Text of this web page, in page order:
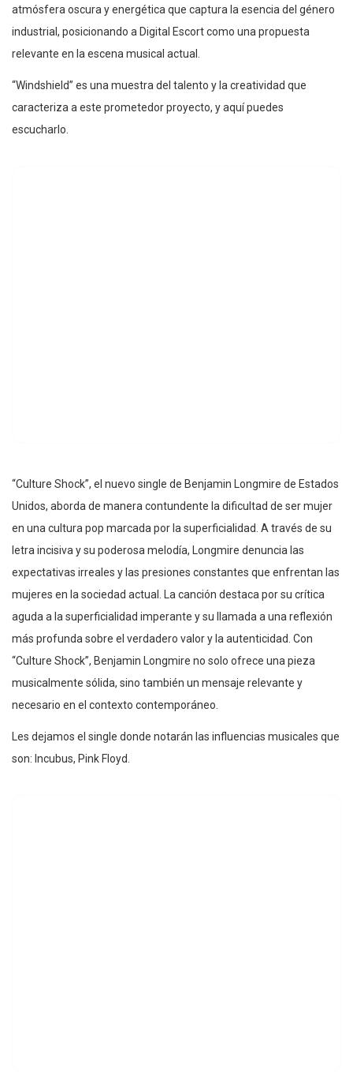
atmósfera oscura y energética que captura la esencia del género
industrial, posicionando a Digital Escort como una propuesta
relevante en la escena musical actual.
“Windshield” es una muestra del talento y la creatividad que
caracteriza a este prometedor proyecto, y aquí puedes
escucharlo.
“Culture Shock”, el nuevo single de Benjamin Longmire de Estados
Unidos, aborda de manera contundente la dificultad de ser mujer
en una cultura pop marcada por la superficialidad. A través de su
letra incisiva y su poderosa melodía, Longmire denuncia las
expectativas irreales y las presiones constantes que enfrentan las
mujeres en la sociedad actual. La canción destaca por su crítica
aguda a la superficialidad imperante y su llamada a una reflexión
más profunda sobre el verdadero valor y la autenticidad. Con
“Culture Shock”, Benjamin Longmire no solo ofrece una pieza
musicalmente sólida, sino también un mensaje relevante y
necesario en el contexto contemporáneo.
Les dejamos el single donde notarán las influencias musicales que
son: Incubus, Pink Floyd.